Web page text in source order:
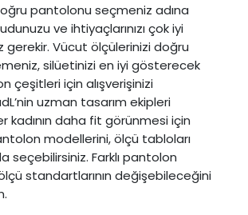
pantolonu seçmeniz adına
ve ihtiyaçlarınızı çok iyi
gerekir. Vücut ölçülerinizi doğru
silüetinizi en iyi gösterecek
çeşitleri için alışverişinizi
uzman tasarım ekipleri
kadının daha fit görünmesi için
modellerini, ölçü tabloları
seçebilirsiniz. Farklı pantolon
standartlarının değişebileceğini